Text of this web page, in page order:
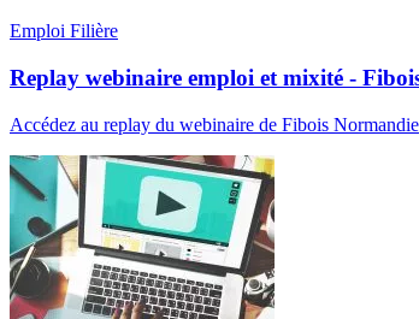
Emploi Filière
Replay webinaire emploi et mixité -
Accédez au replay du webinaire de Fibois Normandie